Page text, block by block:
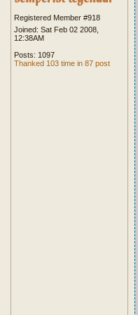
Registered Member #918
Joined: Sat Feb 02 2008,
12:38AM
Posts: 1097
Thanked 103 time in 87 post